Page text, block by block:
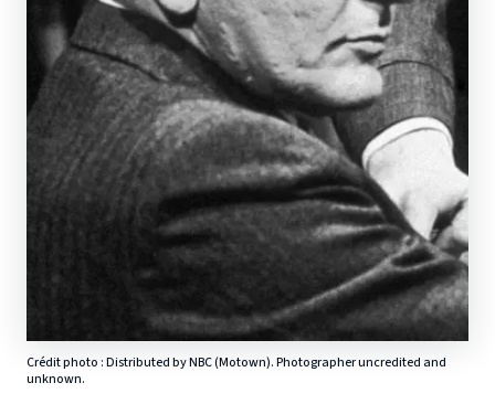
Crédit photo :Distributed by NBC (Motown). Photographer uncredited and
unknown.